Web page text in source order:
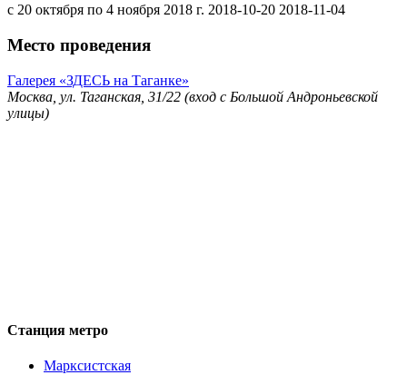
с 20 октября по 4 ноября 2018 г. 2018-10-20 2018-11-04
Место проведения
Галерея «ЗДЕСЬ на Таганке»
Москва, ул. Таганская, 31/22 (вход с Большой Андроньевской
улицы)
Станция метро
Марксистская